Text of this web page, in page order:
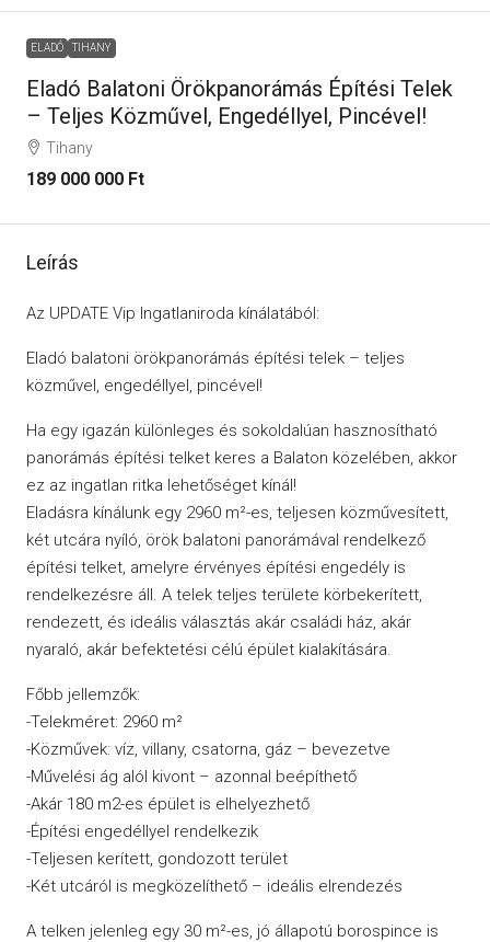
ELADÓ TIHANY
Eladó Balatoni Örökpanorámás Építési Telek
– Teljes Közművel, Engedéllyel, Pincével!
Tihany
189 000 000 Ft
Leírás
Az UPDATE Vip Ingatlaniroda kínálatából:
Eladó balatoni örökpanorámás építési telek – teljes
közművel, engedéllyel, pincével!
Ha egy igazán különleges és sokoldalúan hasznosítható
panorámás építési telket keres a Balaton közelében, akkor
ez az ingatlan ritka lehetőséget kínál!
Eladásra kínálunk egy 2960 m²-es, teljesen közművesített,
két utcára nyíló, örök balatoni panorámával rendelkező
építési telket, amelyre érvényes építési engedély is
rendelkezésre áll. A telek teljes területe körbekerített,
rendezett, és ideális választás akár családi ház, akár
nyaraló, akár befektetési célú épület kialakítására.
Főbb jellemzők:
-Telekméret: 2960 m²
-Közművek: víz, villany, csatorna, gáz – bevezetve
-Művelési ág alól kivont – azonnal beépíthető
-Akár 180 m2-es épület is elhelyezhető
-Építési engedéllyel rendelkezik
-Teljesen kerített, gondozott terület
-Két utcáról is megközelíthető – ideális elrendezés
A telken jelenleg egy 30 m²-es, jó állapotú borospince is